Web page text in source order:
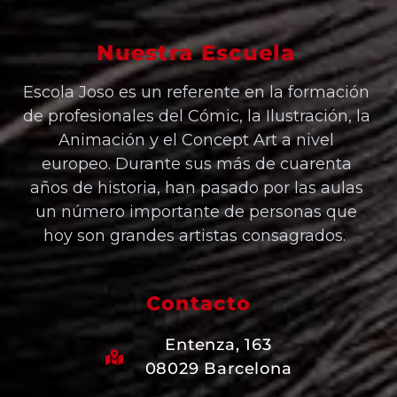
Nuestra Escuela
Escola Joso es un referente en la formación
de profesionales del Cómic, la Ilustración, la
Animación y el Concept Art a nivel
europeo. Durante sus más de cuarenta
años de historia, han pasado por las aulas
un número importante de personas que
hoy son grandes artistas consagrados.
Contacto
Entenza, 163
08029 Barcelona